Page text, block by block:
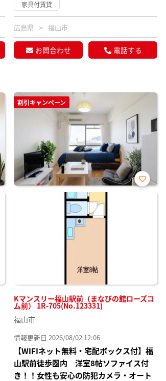
家具付賃貸
広島県 福山市
お問合わせ 電話する
割引キャンペーン
Kマンスリー福山駅前（まなびの館ローズコ
ム前） 1R-705(No.123331)
お気
福山市
情報更新日 2026/08/02 12:06
【WIFIネット無料・宅配ボックス付】福
山駅前徒歩圏内 洋室8帖ソファイス付
き！！女性も安心の防犯カメラ・オート